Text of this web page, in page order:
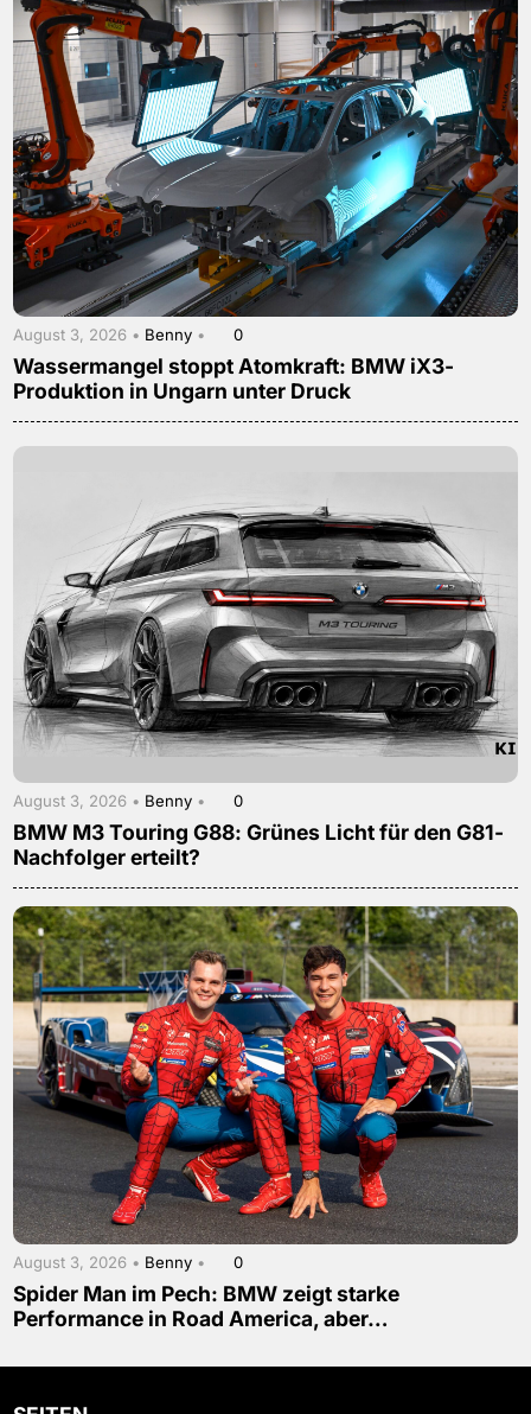
August 3, 2026 • Benny • 0
Wassermangel stoppt Atomkraft: BMW iX3-
Produktion in Ungarn unter Druck
August 3, 2026 • Benny • 0
BMW M3 Touring G88: Grünes Licht für den G81-
Nachfolger erteilt?
August 3, 2026 • Benny • 0
Spider Man im Pech: BMW zeigt starke
Performance in Road America, aber…